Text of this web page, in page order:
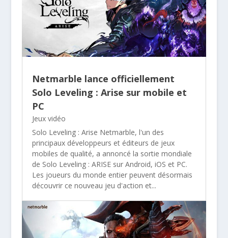
Netmarble lance officiellement
Solo Leveling : Arise sur mobile et
PC
Jeux vidéo
Solo Leveling : Arise Netmarble, l'un des
principaux développeurs et éditeurs de jeux
mobiles de qualité, a annoncé la sortie mondiale
de Solo Leveling : ARISE sur Android, iOS et PC.
Les joueurs du monde entier peuvent désormais
découvrir ce nouveau jeu d'action et...